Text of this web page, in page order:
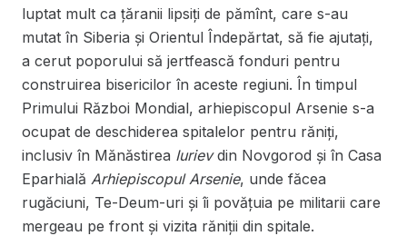
luptat mult ca țăranii lipsiți de pămînt, care s-au
mutat în Siberia și Orientul Îndepărtat, să fie ajutați,
a cerut poporului să jertfească fonduri pentru
construirea bisericilor în aceste regiuni. În timpul
Primului Război Mondial, arhiepiscopul Arsenie s-a
ocupat de deschiderea spitalelor pentru răniți,
inclusiv în Mănăstirea Iurievdin Novgorod și în Casa
Eparhială Arhiepiscopul Arsenie, unde făcea
rugăciuni, Te-Deum-uri și îi povățuia pe militarii care
mergeau pe front și vizita răniții din spitale.